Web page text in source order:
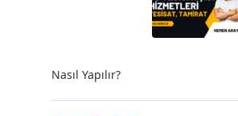
Nasıl Yapılır?